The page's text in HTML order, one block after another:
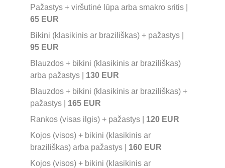
Pažastys + viršutinė lūpa arba smakro sritis |
65 EUR
Bikini (klasikinis ar braziliškas) + pažastys |
95 EUR
Blauzdos + bikini (klasikinis ar braziliškas)
arba pažastys | 130 EUR
Blauzdos + bikini (klasikinis ar braziliškas) +
pažastys | 165 EUR
Rankos (visas ilgis) + pažastys | 120 EUR
Kojos (visos) + bikini (klasikinis ar
braziliškas) arba pažastys | 160 EUR
Kojos (visos) + bikini (klasikinis ar